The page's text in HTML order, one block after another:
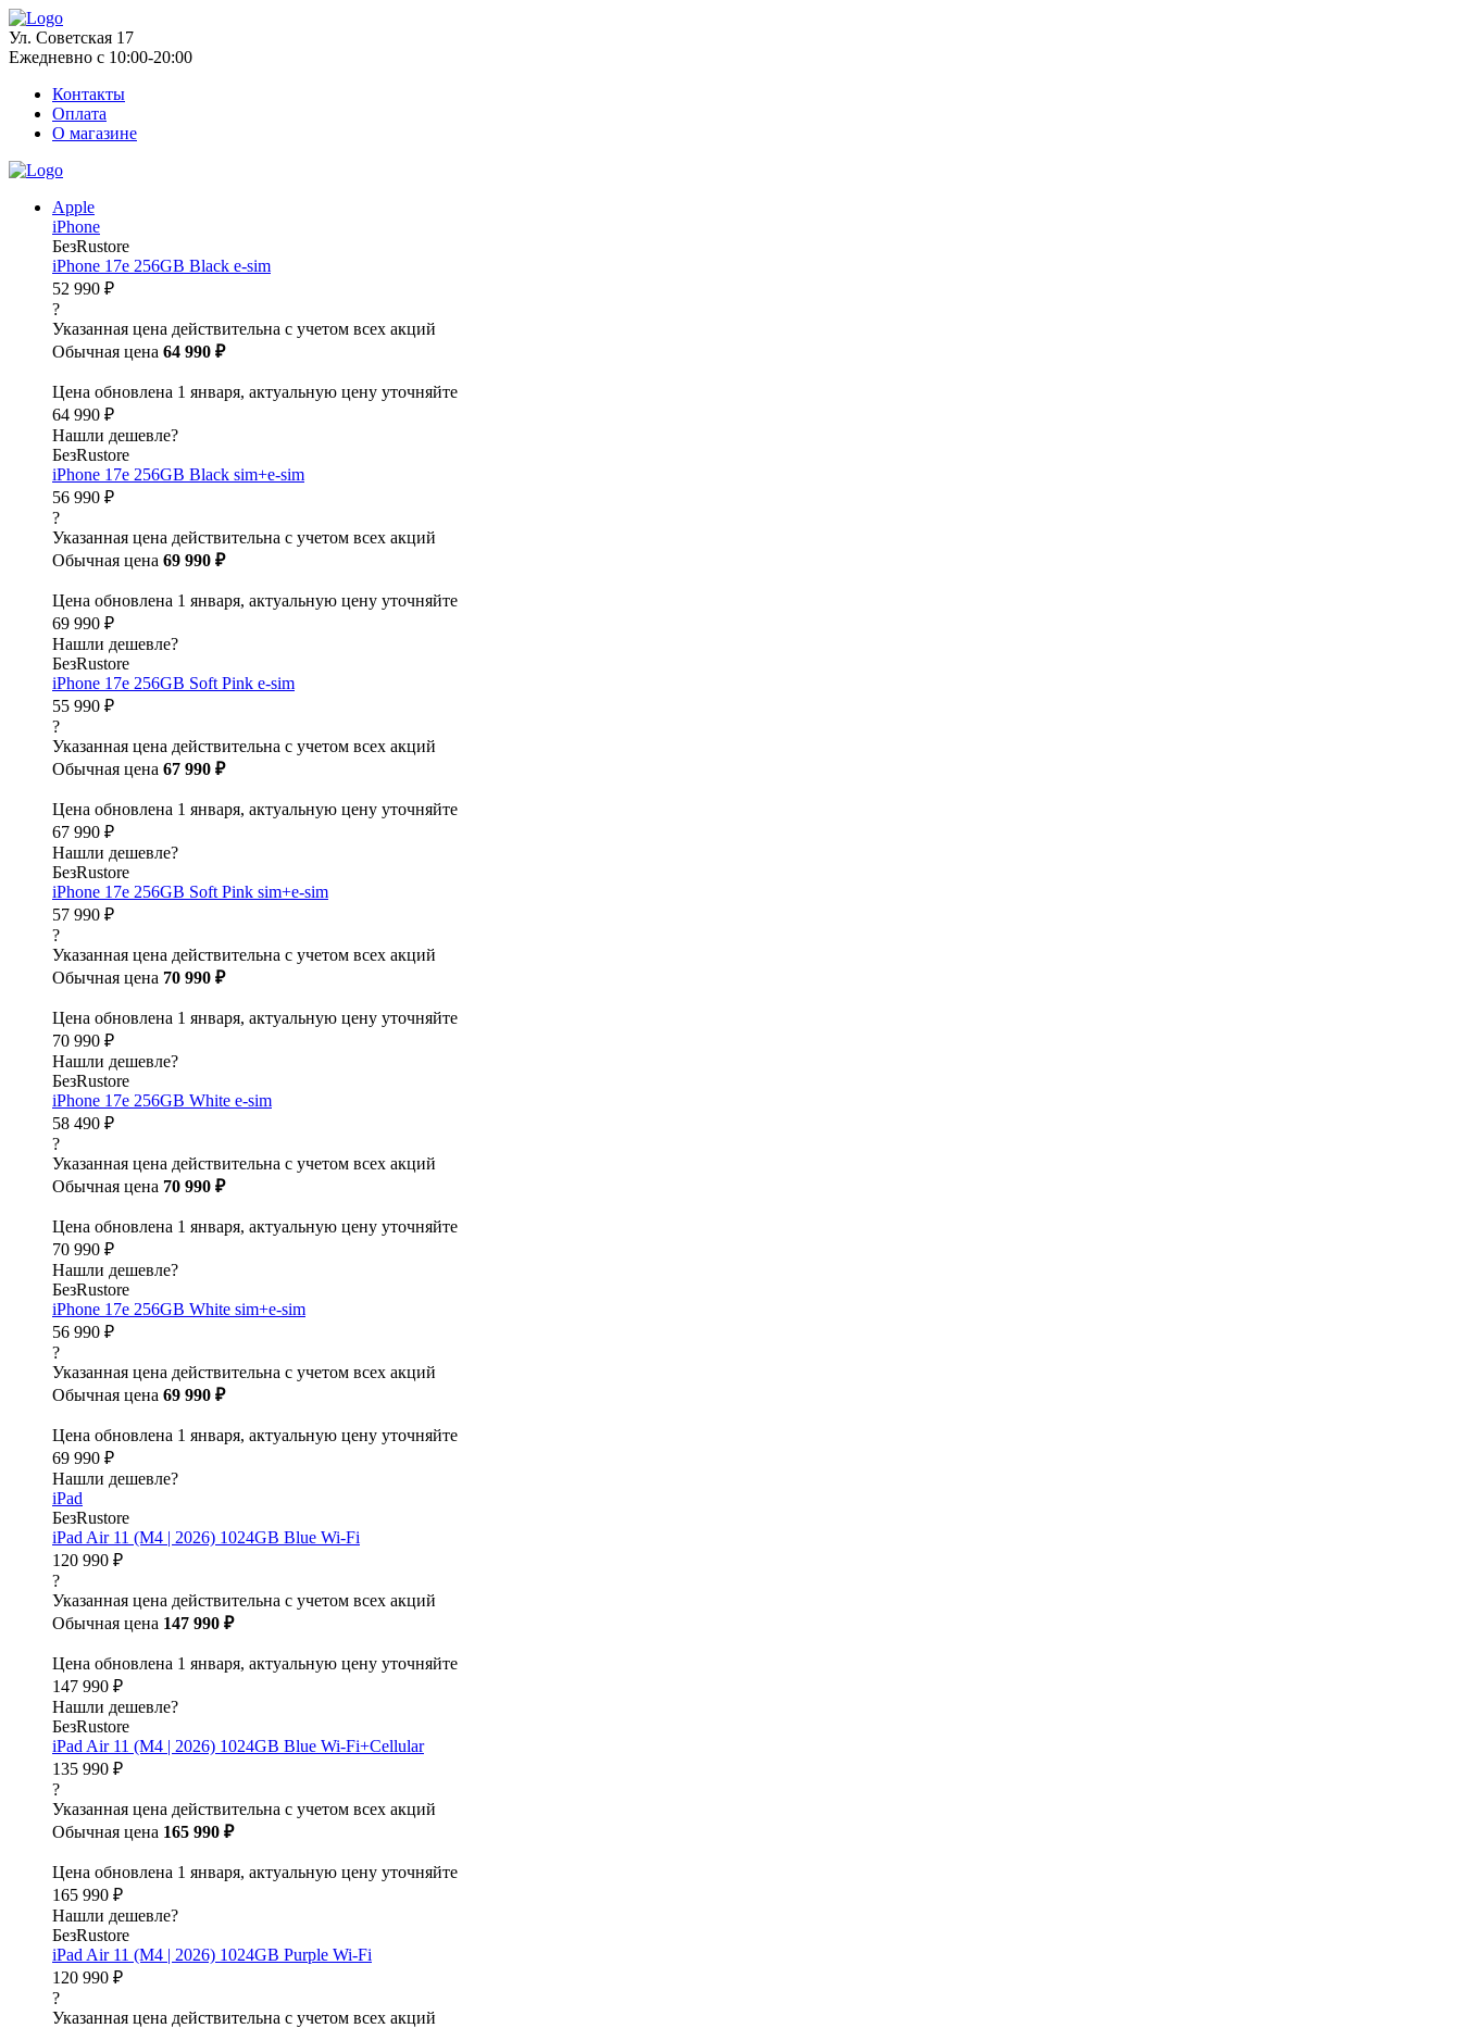
Ул. Советская 17
Ежедневно с 10:00-20:00
Контакты
Оплата
О магазине
Apple
iPhone
БезRustore
iPhone 17e 256GB Black e-sim
52 990 ₽
?
Указанная цена действительна с учетом всех акций
Обычная цена 64 990 ₽
Цена обновлена 1 января, актуальную цену уточняйте
64 990 ₽
Нашли дешевле?
БезRustore
iPhone 17e 256GB Black sim+e-sim
56 990 ₽
?
Указанная цена действительна с учетом всех акций
Обычная цена 69 990 ₽
Цена обновлена 1 января, актуальную цену уточняйте
69 990 ₽
Нашли дешевле?
БезRustore
iPhone 17e 256GB Soft Pink e-sim
55 990 ₽
?
Указанная цена действительна с учетом всех акций
Обычная цена 67 990 ₽
Цена обновлена 1 января, актуальную цену уточняйте
67 990 ₽
Нашли дешевле?
БезRustore
iPhone 17e 256GB Soft Pink sim+e-sim
57 990 ₽
?
Указанная цена действительна с учетом всех акций
Обычная цена 70 990 ₽
Цена обновлена 1 января, актуальную цену уточняйте
70 990 ₽
Нашли дешевле?
БезRustore
iPhone 17e 256GB White e-sim
58 490 ₽
?
Указанная цена действительна с учетом всех акций
Обычная цена 70 990 ₽
Цена обновлена 1 января, актуальную цену уточняйте
70 990 ₽
Нашли дешевле?
БезRustore
iPhone 17e 256GB White sim+e-sim
56 990 ₽
?
Указанная цена действительна с учетом всех акций
Обычная цена 69 990 ₽
Цена обновлена 1 января, актуальную цену уточняйте
69 990 ₽
Нашли дешевле?
iPad
БезRustore
iPad Air 11 (M4 | 2026) 1024GB Blue Wi-Fi
120 990 ₽
?
Указанная цена действительна с учетом всех акций
Обычная цена 147 990 ₽
Цена обновлена 1 января, актуальную цену уточняйте
147 990 ₽
Нашли дешевле?
БезRustore
iPad Air 11 (M4 | 2026) 1024GB Blue Wi-Fi+Cellular
135 990 ₽
?
Указанная цена действительна с учетом всех акций
Обычная цена 165 990 ₽
Цена обновлена 1 января, актуальную цену уточняйте
165 990 ₽
Нашли дешевле?
БезRustore
iPad Air 11 (M4 | 2026) 1024GB Purple Wi-Fi
120 990 ₽
?
Указанная цена действительна с учетом всех акций